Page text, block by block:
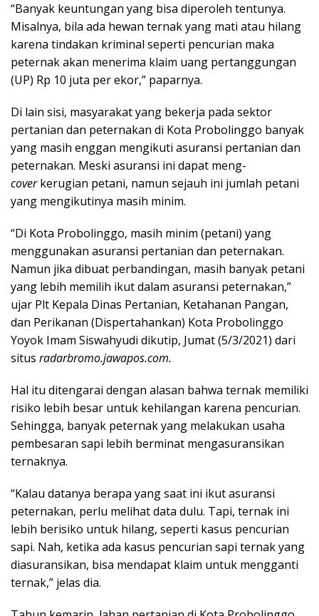
“Banyak keuntungan yang bisa diperoleh tentunya.
Misalnya, bila ada hewan ternak yang mati atau hilang
karena tindakan kriminal seperti pencurian maka
peternak akan menerima klaim uang pertanggungan
(UP) Rp 10 juta per ekor,” paparnya.
Di lain sisi, masyarakat yang bekerja pada sektor
pertanian dan peternakan di Kota Probolinggo banyak
yang masih enggan mengikuti asuransi pertanian dan
peternakan. Meski asuransi ini dapat meng-
coverkerugian petani, namun sejauh ini jumlah petani
yang mengikutinya masih minim.
“Di Kota Probolinggo, masih minim (petani) yang
menggunakan asuransi pertanian dan peternakan.
Namun jika dibuat perbandingan, masih banyak petani
yang lebih memilih ikut dalam asuransi peternakan,”
ujar Plt Kepala Dinas Pertanian, Ketahanan Pangan,
dan Perikanan (Dispertahankan) Kota Probolinggo
Yoyok Imam Siswahyudi dikutip, Jumat (5/3/2021) dari
situs radarbromo.jawapos.com.
Hal itu ditengarai dengan alasan bahwa ternak memiliki
risiko lebih besar untuk kehilangan karena pencurian.
Sehingga, banyak peternak yang melakukan usaha
pembesaran sapi lebih berminat mengasuransikan
ternaknya.
“Kalau datanya berapa yang saat ini ikut asuransi
peternakan, perlu melihat data dulu. Tapi, ternak ini
lebih berisiko untuk hilang, seperti kasus pencurian
sapi. Nah, ketika ada kasus pencurian sapi ternak yang
diasuransikan, bisa mendapat klaim untuk mengganti
ternak,” jelas dia.